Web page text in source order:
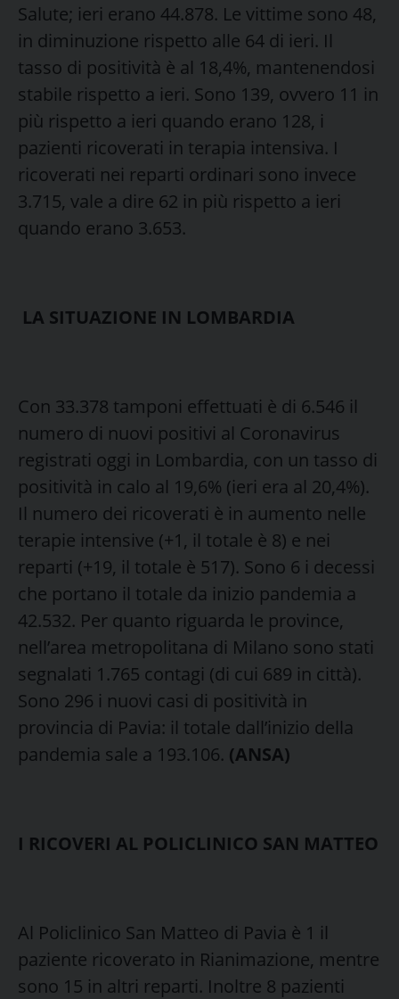
Salute; ieri erano 44.878. Le vittime sono 48,
in diminuzione rispetto alle 64 di ieri. Il
tasso di positività è al 18,4%, mantenendosi
stabile rispetto a ieri. Sono 139, ovvero 11 in
più rispetto a ieri quando erano 128, i
pazienti ricoverati in terapia intensiva. I
ricoverati nei reparti ordinari sono invece
3.715, vale a dire 62 in più rispetto a ieri
quando erano 3.653.
LA SITUAZIONE IN LOMBARDIA
Con 33.378 tamponi effettuati è di 6.546 il
numero di nuovi positivi al Coronavirus
registrati oggi in Lombardia, con un tasso di
positività in calo al 19,6% (ieri era al 20,4%).
Il numero dei ricoverati è in aumento nelle
terapie intensive (+1, il totale è 8) e nei
reparti (+19, il totale è 517). Sono 6 i decessi
che portano il totale da inizio pandemia a
42.532. Per quanto riguarda le province,
nell’area metropolitana di Milano sono stati
segnalati 1.765 contagi (di cui 689 in città).
Sono 296 i nuovi casi di positività in
provincia di Pavia: il totale dall’inizio della
pandemia sale a 193.106. (ANSA)
I RICOVERI AL POLICLINICO SAN MATTEO
Al Policlinico San Matteo di Pavia è 1 il
paziente ricoverato in Rianimazione, mentre
sono 15 in altri reparti. Inoltre 8 pazienti